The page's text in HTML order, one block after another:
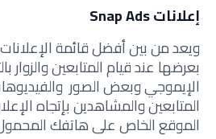
إعلانات Snap Ads
ويعد من بين أفضل قائمة
بعرضها عند قيام المتابعين
الإيموجي وبعض الصور
المتابعين والمشاهدين بإتجاه
الموقع الخاص على هاتفك